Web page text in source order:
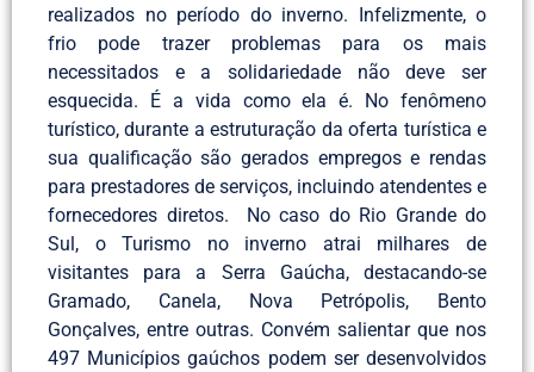
realizados no período do inverno. Infelizmente, o
frio pode trazer problemas para os mais
necessitados e a solidariedade não deve ser
esquecida. É a vida como ela é. No fenômeno
turístico, durante a estruturação da oferta turística e
sua qualificação são gerados empregos e rendas
para prestadores de serviços, incluindo atendentes e
fornecedores diretos. No caso do Rio Grande do
Sul, o Turismo no inverno atrai milhares de
visitantes para a Serra Gaúcha, destacando-se
Gramado, Canela, Nova Petrópolis, Bento
Gonçalves, entre outras. Convém salientar que nos
497 Municípios gaúchos podem ser desenvolvidos